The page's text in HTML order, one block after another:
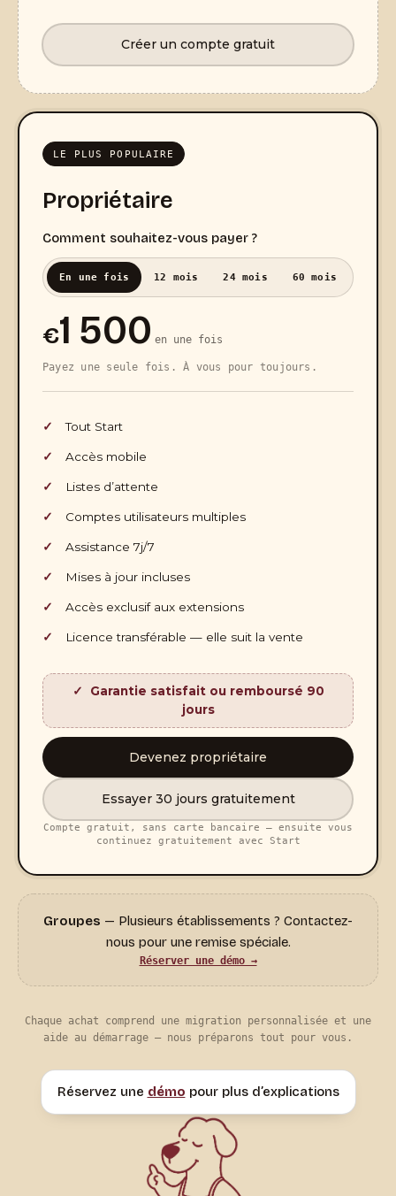
Créer un compte gratuit
LE PLUS POPULAIRE
Propriétaire
Comment souhaitez-vous payer ?
En une fois 12 mois 24 mois 60 mois
€1 500 en une fois
Payez une seule fois. À vous pour toujours.
Tout Start
Accès mobile
Listes d’attente
Comptes utilisateurs multiples
Assistance 7j/7
Mises à jour incluses
Accès exclusif aux extensions
Licence transférable — elle suit la vente
Garantie satisfait ou remboursé 90
jours
Devenez propriétaire
Essayer 30 jours gratuitement
Compte gratuit, sans carte bancaire — ensuite vous
continuez gratuitement avec Start
Groupes — Plusieurs établissements ? Contactez-
nous pour une remise spéciale.
Réserver une démo →
Chaque achat comprend une migration personnalisée et une
aide au démarrage — nous préparons tout pour vous.
Réservez une démo pour plus d’explications